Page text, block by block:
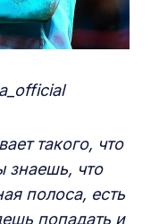
такого, что
знаешь, что
полоса, есть
попадать и